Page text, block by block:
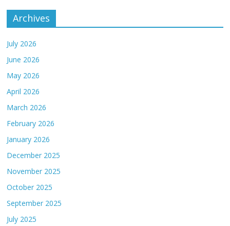
Archives
July 2026
June 2026
May 2026
April 2026
March 2026
February 2026
January 2026
December 2025
November 2025
October 2025
September 2025
July 2025